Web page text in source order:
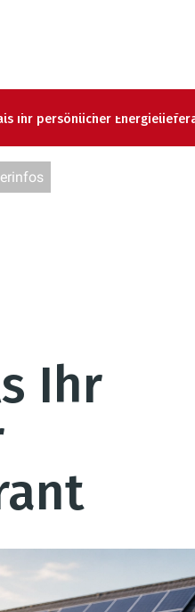
Ihr persönlicher
Ihr